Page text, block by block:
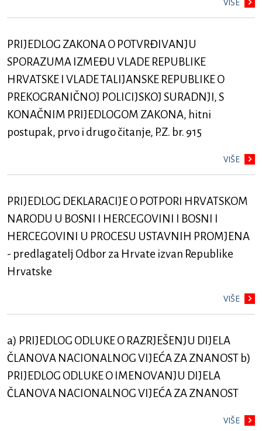
PRIJEDLOG ZAKONA O POTVRĐIVANJU
SPORAZUMA IZMEĐU VLADE REPUBLIKE
HRVATSKE I VLADE TALIJANSKE REPUBLIKE O
PREKOGRANIČNOJ POLICIJSKOJ SURADNJI, S
KONAČNIM PRIJEDLOGOM ZAKONA, hitni
postupak, prvo i drugo čitanje, P.Z. br. 915
VIŠE
PRIJEDLOG DEKLARACIJE O POTPORI HRVATSKOM
NARODU U BOSNI I HERCEGOVINI I BOSNI I
HERCEGOVINI U PROCESU USTAVNIH PROMJENA
- predlagatelj Odbor za Hrvate izvan Republike
Hrvatske
VIŠE
a) PRIJEDLOG ODLUKE O RAZRJEŠENJU DIJELA
ČLANOVA NACIONALNOG VIJEĆA ZA ZNANOST b)
PRIJEDLOG ODLUKE O IMENOVANJU DIJELA
ČLANOVA NACIONALNOG VIJEĆA ZA ZNANOST
VIŠE